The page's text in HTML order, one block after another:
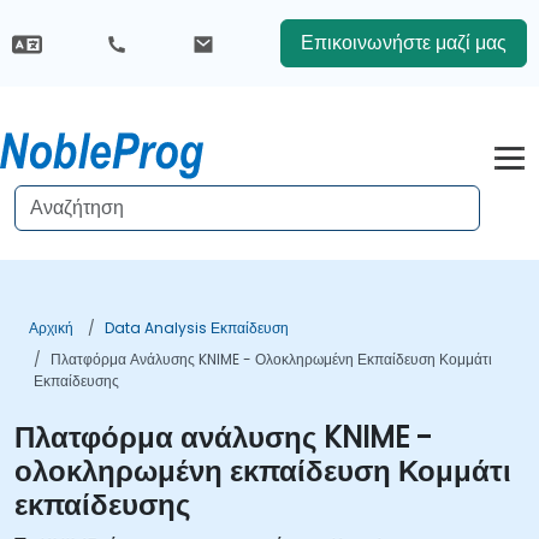
Επικοινωνήστε μαζί μας
Αρχική
Data Analysis Εκπαίδευση
Πλατφόρμα Ανάλυσης KNIME - Ολοκληρωμένη Εκπαίδευση Κομμάτι
Εκπαίδευσης
Πλατφόρμα ανάλυσης KNIME -
ολοκληρωμένη εκπαίδευση Κομμάτι
εκπαίδευσης